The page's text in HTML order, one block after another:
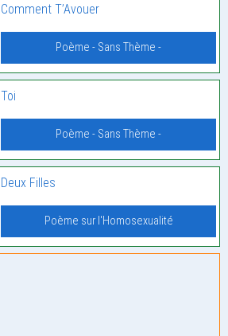
Comment T’Avouer
Poème - Sans Thème -
Toi
Poème - Sans Thème -
Deux Filles
Poème sur l'Homosexualité